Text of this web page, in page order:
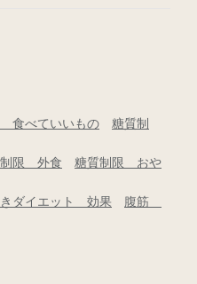
食べていいもの
糖質制
限 外食
糖質制限 おや
ダイエット 効果
腹筋